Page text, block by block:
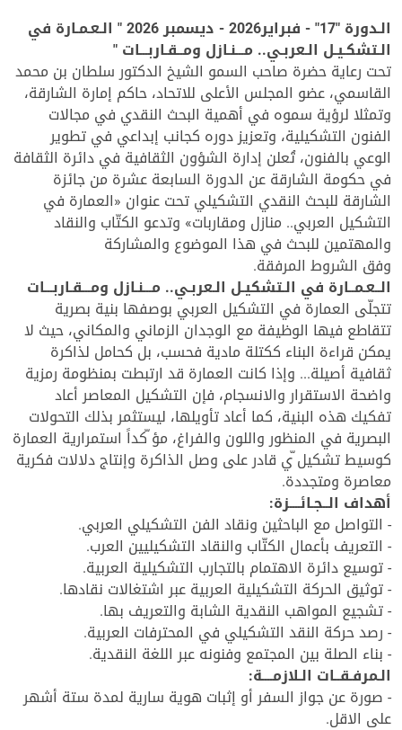
الـدورة "17" - فبراير2026 - ديسمبر 2026 " الـعـمـارة في
الـتشكـيـل الـعربـي.. مـــنـازل ومــقـاربـــات "
تحت رعاية حضرة صاحب السمو الشيخ الدكتور سلطان بن محمد
القاسمي، عضو المجلس الأعلى للاتحاد، حاكم إمارة الشارقة،
وتمثلا لرؤية سموه في أهمية البحث النقدي في مجالات
الفنون التشكيلية، وتعزيز دوره كجانب إبداعي في تطوير
الوعي بالفنون، تُعلن إدارة الشؤون الثقافية في دائرة الثقافة
في حكومة الشارقة عن الدورة السابعة عشرة من جائزة
الشارقة للبحث النقدي التشكيلي تحت عنوان «العمارة في
التشكيل العربي.. منازل ومقاربات» وتدعو الكتّاب والنقاد
والمهتمين للبحث في هذا الموضوع والمشاركة
وفق الشروط المرفقة.
الــعـمــارة في الـتشكيـل الـعربـي.. مـــنـازل ومـــقـاربـــات
تتجلّى العمارة في التشكيل العربي بوصفها بنية بصرية
تتقاطع فيها الوظيفة مع الوجدان الزماني والمكاني، حيث لا
يمكن قراءة البناء ككتلة مادية فحسب، بل كحامل لذاكرة
ثقافية أصيلة... وإذا كانت العمارة قد ارتبطت بمنظومة رمزية
واضحة الاستقرار والانسجام، فإن التشكيل المعاصر أعاد
تفكيك هذه البنية، كما أعاد تأويلها، ليستثمر بذلك التحولات
البصرية في المنظور واللون والفراغ، مؤ ّكداً استمرارية العمارة
كوسيط تشكيل ّي قادر على وصل الذاكرة وإنتاج دلالات فكرية
معاصرة ومتجددة.
أهداف الــجـائــــزة:
- التواصل مع الباحثين ونقاد الفن التشكيلي العربي.
- التعريف بأعمال الكتّاب والنقاد التشكيليين العرب.
- توسيع دائرة الاهتمام بالتجارب التشكيلية العربية.
- توثيق الحركة التشكيلية العربية عبر اشتغالات نقادها.
- تشجيع المواهب النقدية الشابة والتعريف بها.
- رصد حركة النقد التشكيلي في المحترفات العربية.
- بناء الصلة بين المجتمع وفنونه عبر اللغة النقدية.
الـمرفـقــات الـلازمــــة:
- صورة عن جواز السفر أو إثبات هوية سارية لمدة ستة أشهر
على الاقل.